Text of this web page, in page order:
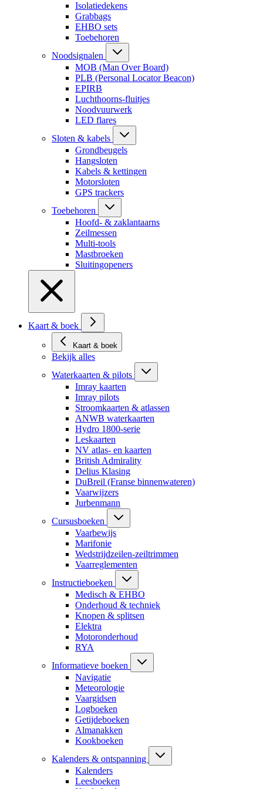
Isolatiedekens
Grabbags
EHBO sets
Toebehoren
Noodsignalen
MOB (Man Over Board)
PLB (Personal Locator Beacon)
EPIRB
Luchthoorns-fluitjes
Noodvuurwerk
LED flares
Sloten & kabels
Grondbeugels
Hangsloten
Kabels & kettingen
Motorsloten
GPS trackers
Toebehoren
Hoofd- & zaklantaarns
Zeilmessen
Multi-tools
Mastbroeken
Sluitingopeners
Kaart & boek
Kaart & boek
Bekijk alles
Waterkaarten & pilots
Imray kaarten
Imray pilots
Stroomkaarten & atlassen
ANWB waterkaarten
Hydro 1800-serie
Leskaarten
NV atlas- en kaarten
British Admirality
Delius Klasing
DuBreil (Franse binnenwateren)
Vaarwijzers
Jurbenmann
Cursusboeken
Vaarbewijs
Marifonie
Wedstrijdzeilen-zeiltrimmen
Vaarreglementen
Instructieboeken
Medisch & EHBO
Onderhoud & techniek
Knopen & splitsen
Elektra
Motoronderhoud
RYA
Informatieve boeken
Navigatie
Meteorologie
Vaargidsen
Logboeken
Getijdeboeken
Almanakken
Kookboeken
Kalenders & ontspanning
Kalenders
Leesboeken